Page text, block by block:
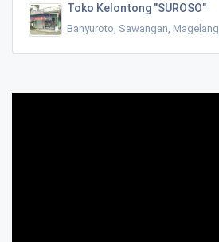
Toko Kelontong "SUROSO"
Banyuroto, Sawangan, Magelang